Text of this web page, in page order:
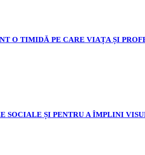
O TIMIDĂ PE CARE VIAȚA ȘI
SOCIALE ȘI PENTRU A ÎMPLINI